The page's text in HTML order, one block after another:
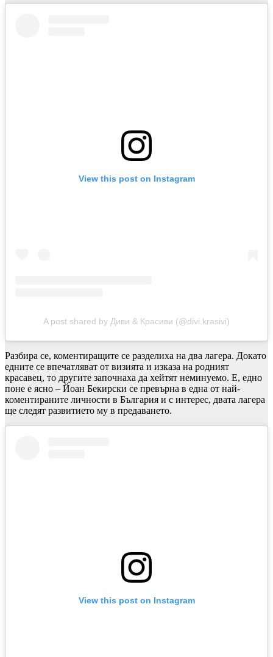
View this post on Instagram
A post shared by Диви & Красиви (@divi.krasivi)
Разбира се, коментиращите се разделиха на два лагера. Докато
едните се впечатляват от визията и изказа на родният
красавец, то другите започнаха да хейтят неминуемо. Е, едно
поне е ясно – Йоан Бекирски се превърна в една от най-
коментираните личности в България и с интерес, двата лагера
ще следят развитието му в предаването.
View this post on Instagram